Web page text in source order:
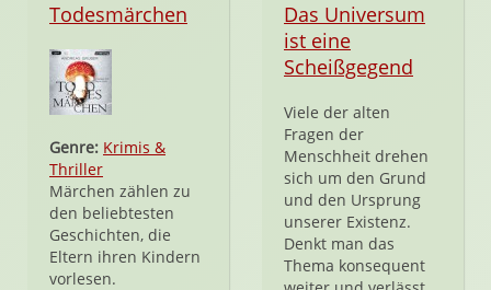
Todesmärchen
Genre: Krimis &
Thriller
Märchen zählen zu
den beliebtesten
Geschichten, die
Eltern ihren Kindern
vorlesen.
Das Universum
ist eine
Scheißgegend
Viele der alten
Fragen der
Menschheit drehen
sich um den Grund
und den Ursprung
unserer Existenz.
Denkt man das
Thema konsequent